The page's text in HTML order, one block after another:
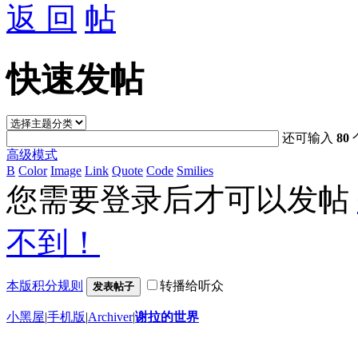
返 回
快速发帖
还可输入80
高级模式
B Color Image Link Quote Code Smilies
您需要登录后才可以发帖
不到！
本版积分规则 发表帖子 转播给听众
小黑屋|手机版|Archiver|谢拉的世界